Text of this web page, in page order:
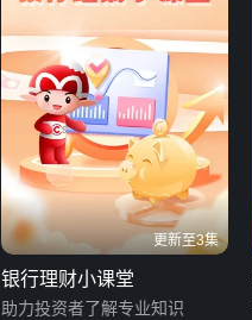
更新至3集
银行理财小课堂
助力投资者了解专业知识